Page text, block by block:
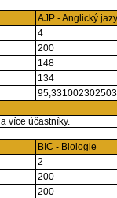
AJP - Anglický
4
200
148
134
více účastníky.
BIC - Biologie
2
200
200